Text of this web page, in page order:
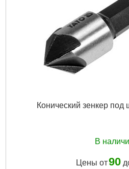
Конический зенкер под
В
Цены от90